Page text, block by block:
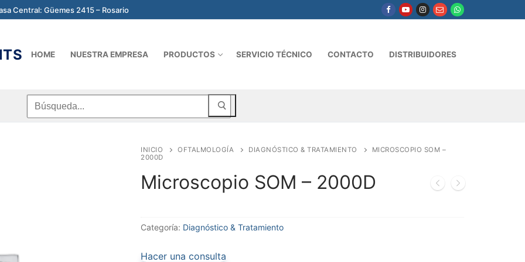
Central: Güemes 2415 – Rosario
HOME NUESTRA EMPRESA PRODUCTOS SERVICIO TÉCNICO CONTACTO DISTRIBUIDORES
Buscar
por:
INICIO OFTALMOLOGÍA DIAGNÓSTICO & TRATAMIENTO
MICROSCOPIO SOM –
2000D
Microscopio SOM – 2000D
Categoría: Diagnóstico & Tratamiento
Hacer una consulta